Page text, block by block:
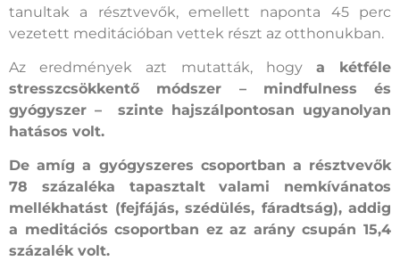
tanultak a résztvevők, emellett naponta 45 perc
vezetett meditációban vettek részt az otthonukban.
Az eredmények azt mutatták, hogy a kétféle
stresszcsökkentő módszer – mindfulness és
gyógyszer – szinte hajszálpontosan ugyanolyan
hatásos volt.
De amíg a gyógyszeres csoportban a résztvevők
78 százaléka tapasztalt valami nemkívánatos
mellékhatást (fejfájás, szédülés, fáradtság), addig
a meditációs csoportban ez az arány csupán 15,4
százalék volt.